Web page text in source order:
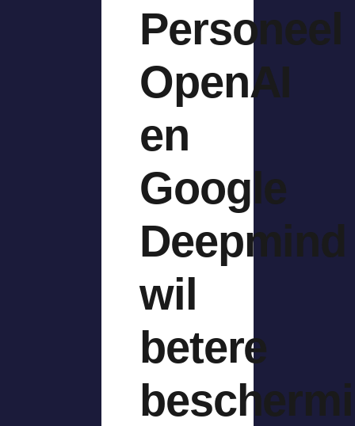
Personeel
OpenAI
en
Google
Deepmind
wil
betere